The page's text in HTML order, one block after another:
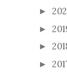
►
►
►
►